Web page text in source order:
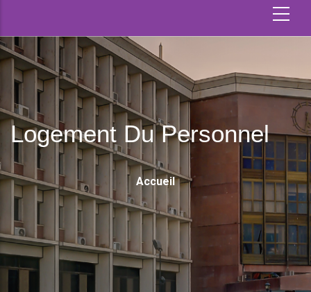
Logement Du Personnel
Fil
D'Ariane
Accueil